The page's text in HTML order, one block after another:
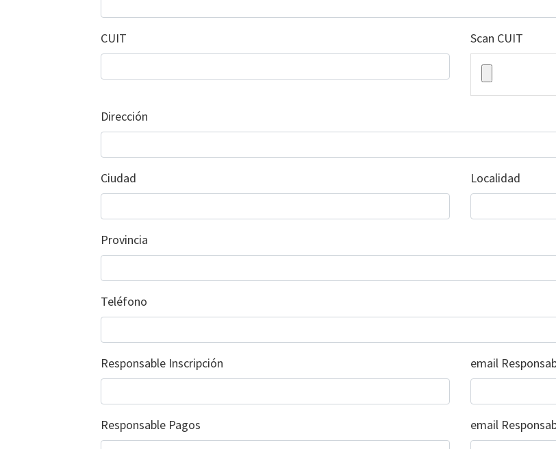
CUIT Scan CUIT
Dirección
Ciudad Localidad
Provincia
Teléfono
Responsable Inscripción email
Responsable Pagos email